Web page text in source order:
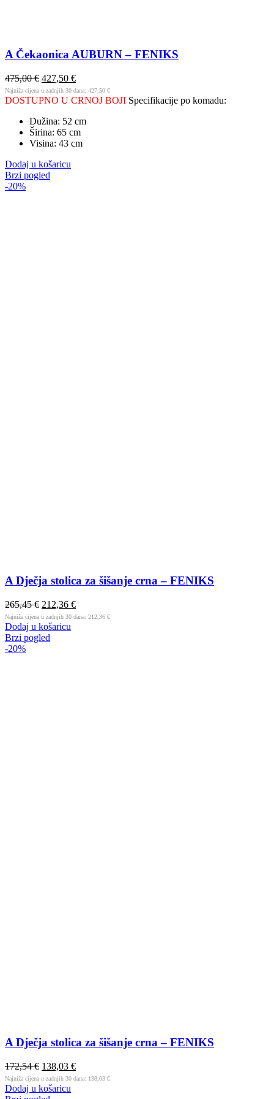
A Čekaonica AUBURN – FENIKS
475,00€ 427,50 €
Najniža cijena u zadnjih 30 dana: 427,50 €
DOSTUPNO U CRNOJ BOJI Specifikacije po komadu:
Dužina: 52 cm
Širina: 65 cm
Visina: 43 cm
Dodaj u košaricu
Brzi pogled
-20%
A Dječja stolica za šišanje crna – FENIKS
265,45€ 212,36 €
Najniža cijena u zadnjih 30 dana: 212,36 €
Dodaj u košaricu
Brzi pogled
-20%
A Dječja stolica za šišanje crna – FENIKS
172,54€ 138,03 €
Najniža cijena u zadnjih 30 dana: 138,03 €
Dodaj u košaricu